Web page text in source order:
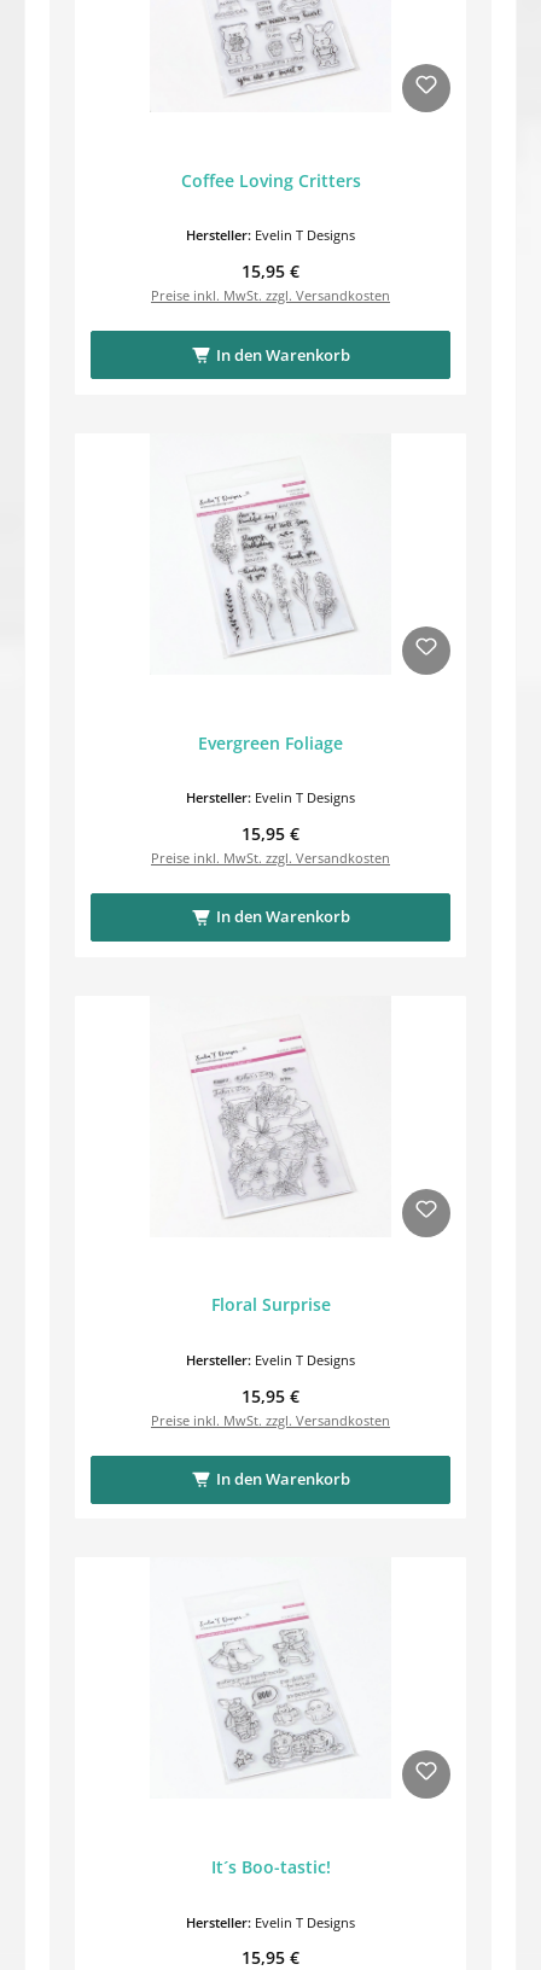
Coffee Loving Critters
Hersteller: Evelin T Designs
Regulärer Preis:
15,95 €
Preise inkl. MwSt. zzgl. Versandkosten
In den Warenkorb
Evergreen Foliage
Hersteller: Evelin T Designs
Regulärer Preis:
15,95 €
Preise inkl. MwSt. zzgl. Versandkosten
In den Warenkorb
Floral Surprise
Hersteller: Evelin T Designs
Regulärer Preis:
15,95 €
Preise inkl. MwSt. zzgl. Versandkosten
In den Warenkorb
It´s Boo-tastic!
Hersteller: Evelin T Designs
Regulärer Preis:
15,95 €